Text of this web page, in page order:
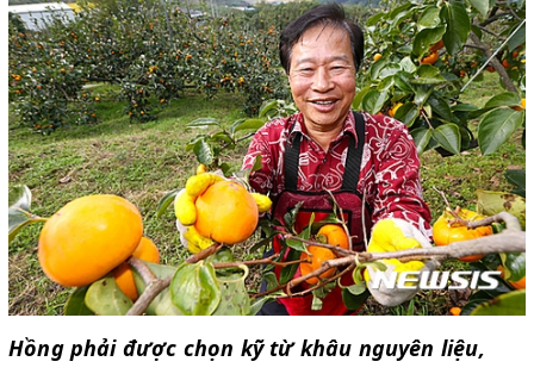
Hồng phải được chọn kỹ từ khâu nguyên liệu,